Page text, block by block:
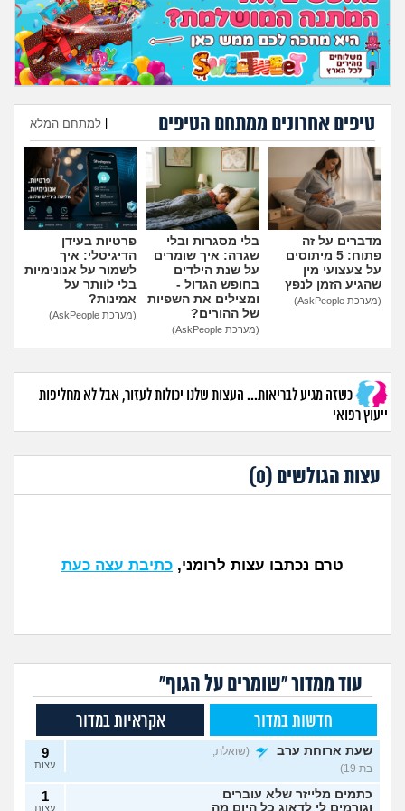
מה שעובר עליי
שומרים על הגוף
פיננסי וכלכלה
בין הסדינים
חיות מחמד
יוקר המחיה
גאווה
טיפים אחרונים ממתחם הטיפים למתחם המלא
הוספת טיפ
מדברים על זה
פתוח: 5 מיתוסים
על צעצועי מין
שהגיע הזמן לנפץ
(מערכת AskPeople)
בלי מסגרות ובלי
שגרה: איך שומרים
על שנת הילדים
בחופש הגדול -
ומצילים את השפיות
של ההורים?
(מערכת AskPeople)
פרטיות בעידן
הדיגיטלי: איך
לשמור על אנונימיות
בלי לוותר על
אמינות?
(מערכת AskPeople)
כשזה מגיע לבריאות... העצות שלנו יכולות לעזור, אבל לא מחליפות
ייעוץ רפואי
עצות הגולשים (0
)
טרם נכתבו עצות לרומני, כתיבת עצה כעת
עוד ממדור "שומרים על הגוף"
חדשות במדור אקראיות במדור
שעת ארוחת ערב
(שואלת,
בת 19)
9
עצות
כתמים מלייזר שלא עוברים
וגורמים לי לדאוג כל היום מה
1
עצות